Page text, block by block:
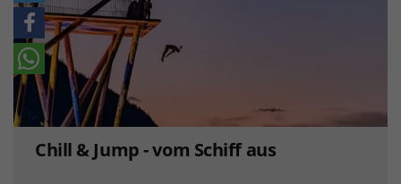
Chill & Jump - vom Schiff aus